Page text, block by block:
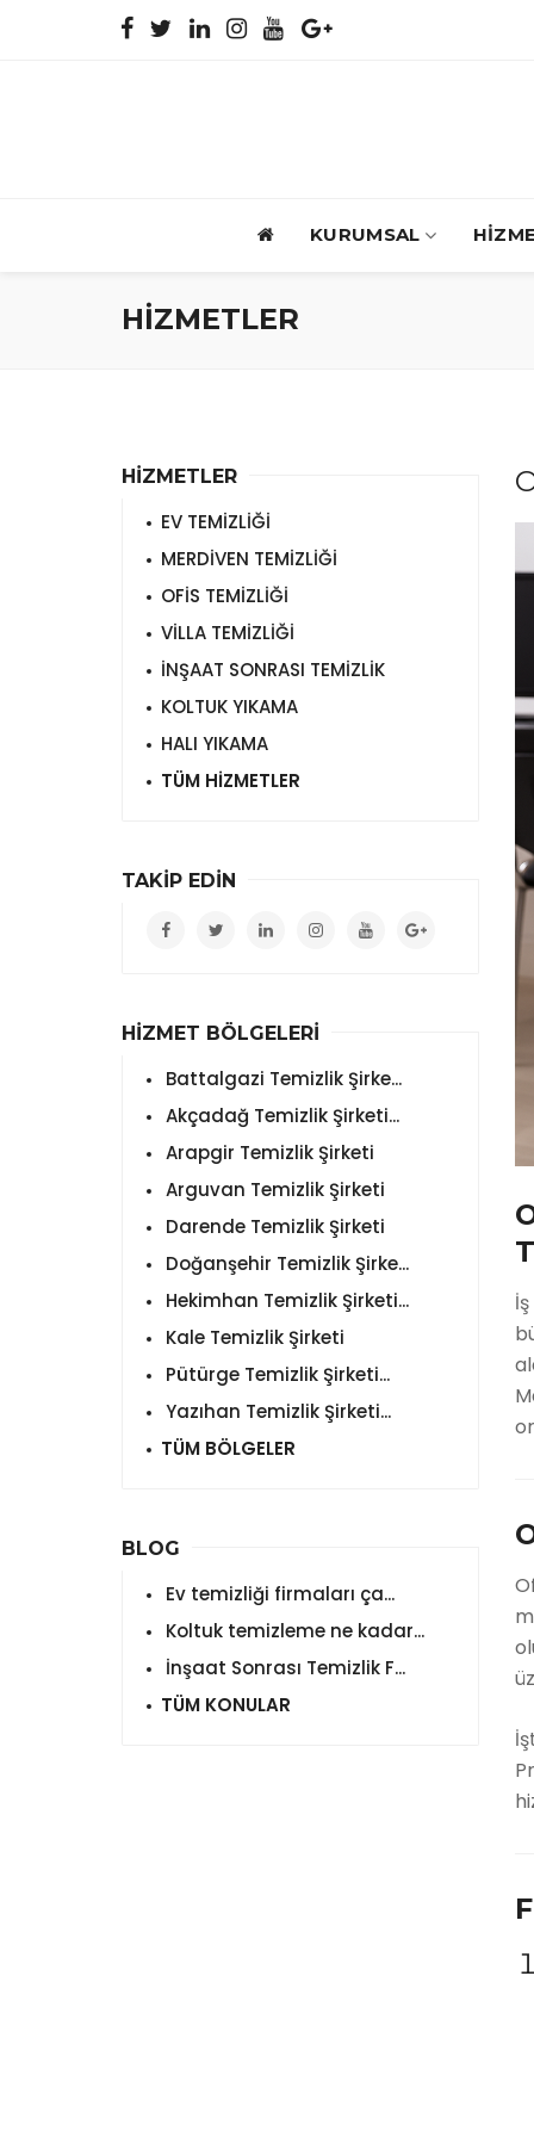
KURUMSAL
HİZMETLER
HİZMETLER
EV TEMİZLİĞİ
MERDİVEN TEMİZLİĞİ
OFİS TEMİZLİĞİ
VİLLA TEMİZLİĞİ
İNŞAAT SONRASI TEMİZLİK
KOLTUK YIKAMA
HALI YIKAMA
TÜM HİZMETLER
TAKİP EDİN
HİZMET BÖLGELERİ
Battalgazi Temizlik Şirke...
Akçadağ Temizlik Şirketi...
Arapgir Temizlik Şirketi
Arguvan Temizlik Şirketi
Darende Temizlik Şirketi
Doğanşehir Temizlik Şirke...
Hekimhan Temizlik Şirketi...
Kale Temizlik Şirketi
Pütürge Temizlik Şirketi...
Yazıhan Temizlik Şirketi...
TÜM BÖLGELER
BLOG
Ev temizliği firmaları ça...
Koltuk temizleme ne kadar...
İnşaat Sonrası Temizlik F...
TÜM KONULAR